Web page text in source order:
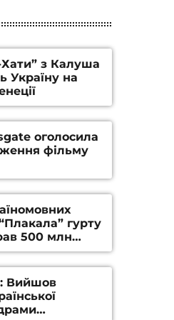
з Калуша
Україну на
оголосила
фільму
гурту
500 млн
YouTube
Вийшов